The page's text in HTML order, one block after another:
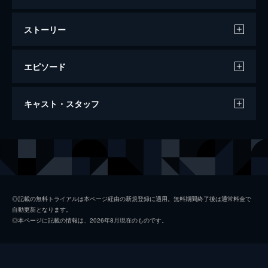
ストーリー
エピソード
麻雀最強戦2019 ファイナル Ｄ卓
キャスト・スタッフ
◎記載の無料トライアルは本ページ経由の新規登録に適用。無料期間終了後は通常料金で
自動更新となります。
◎本ページに記載の情報は、2026年8月現在のものです。